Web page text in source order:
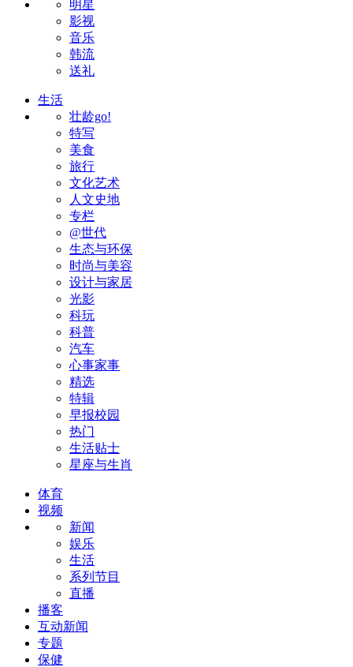
明星
影视
音乐
韩流
送礼
生活
壮龄go!
特写
美食
旅行
文化艺术
人文史地
专栏
@世代
生态与环保
时尚与美容
设计与家居
光影
科玩
科普
汽车
心事家事
精选
特辑
早报校园
热门
生活贴士
星座与生肖
体育
视频
新闻
娱乐
生活
系列节目
直播
播客
互动新闻
专题
保健